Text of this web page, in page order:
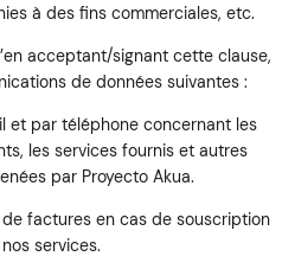
à des fins commerciales, etc.
acceptant/signant cette clause,
de données suivantes :
et par téléphone concernant les
les services fournis et autres
par Proyecto Akua.
factures en cas de souscription
services.